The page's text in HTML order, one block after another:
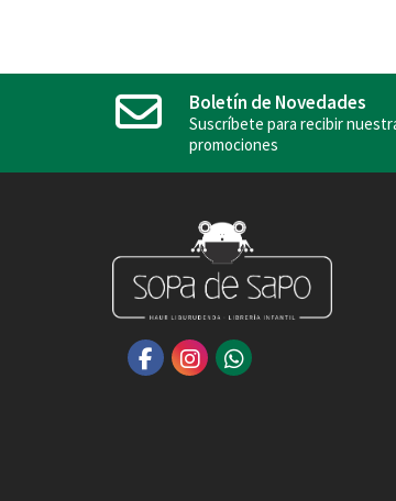
Boletín de Novedades
Suscríbete para recibir
promociones